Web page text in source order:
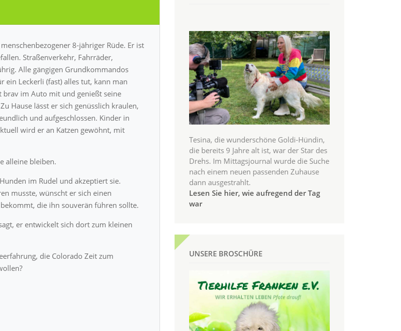
8-jähriger Rüde. Er ist
Straßenverkehr, Fahrräder,
Alle gängigen Grundkommandos
ein Leckerli (fast) alles tut, kann man
brav im Auto mit und genießt seine
Hause lässt er sich genüsslich kraulen,
und aufgeschlossen. Kinder in
wird er an Katzen gewöhnt, mit
alleine bleiben.
im Rudel und akzeptiert sie.
musste, wünscht er sich einen
die ihn souverän führen sollte.
er entwickelt sich dort zum kleinen
die Colorado Zeit zum
Tesina, die wunderschöne Goldi-Hündin,
die bereits 9 Jahre alt ist, war der Star des
Drehs. Im Mittagsjournal wurde die Suche
nach einem neuen passenden Zuhause
dann ausgestrahlt.
Lesen Sie hier, wie aufregend der Tag
war
UNSERE BROSCHÜRE